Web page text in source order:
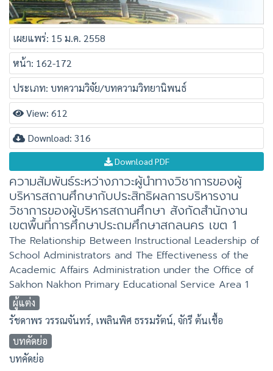
เผยแพร่: 15 ม.ค. 2558
หน้า: 162-172
ประเภท: บทความวิจัย/บทความวิทยานิพนธ์
View: 612
Download: 316
Download PDF
ความสัมพันธ์ระหว่างภาวะผู้นำทางวิชาการของผู้
บริหารสถานศึกษากับประสิทธิผลการบริหารงาน
วิชาการของผู้บริหารสถานศึกษา สังกัดสำนักงาน
เขตพื้นที่การศึกษาประถมศึกษาสกลนคร เขต 1
The Relationship Between Instructional Leadership of
School Administrators and The Effectiveness of the
Academic Affairs Administration under the Office of
Sakhon Nakhon Primary Educational Service Area 1
ผู้แต่ง
รัชดาพร วรรณจันทร์, เพลินพิศ ธรรมรัตน์, จักรี ต้นเชื้อ
บทคัดย่อ
บทคัดย่อ